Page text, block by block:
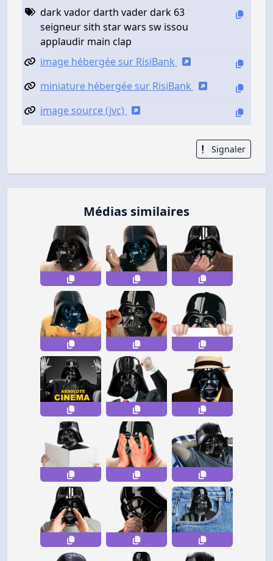
dark vador darth vader dark 63
seigneur sith star wars sw issou
applaudir main clap
image hébergée sur RisiBank
miniature hébergée sur RisiBank
image source (jvc)
Signaler
Médias similaires